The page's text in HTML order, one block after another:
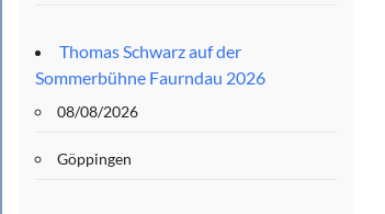
Thomas Schwarz auf der
Sommerbühne Faurndau 2026
08/08/2026
Göppingen